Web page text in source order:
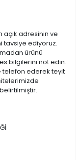
açık adresinin ve
tavsiye ediyoruz.
ürünü
bilgilerini not edin.
telefon ederek teyit